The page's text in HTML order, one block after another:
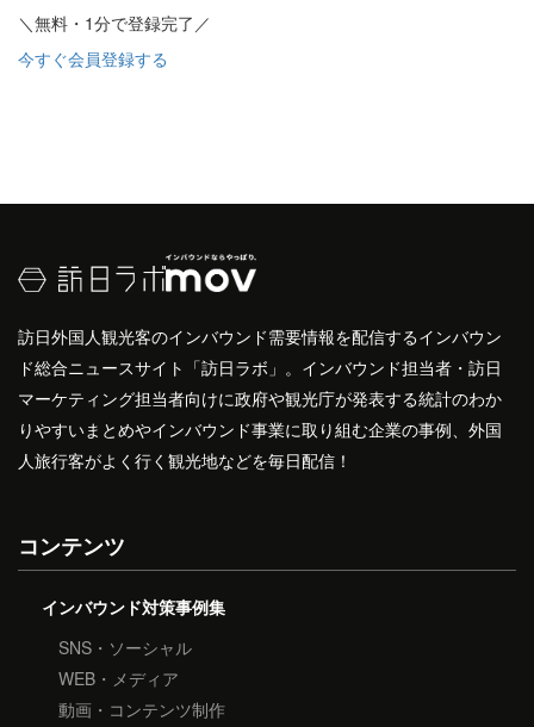
＼無料・1分で登録完了／
今すぐ会員登録する
訪日外国人観光客のインバウンド需要情報を配信するインバウン
ド総合ニュースサイト「訪日ラボ」。インバウンド担当者・訪日
マーケティング担当者向けに政府や観光庁が発表する統計のわか
りやすいまとめやインバウンド事業に取り組む企業の事例、外国
人旅行客がよく行く観光地などを毎日配信！
コンテンツ
インバウンド対策事例集
SNS・ソーシャル
WEB・メディア
動画・コンテンツ制作